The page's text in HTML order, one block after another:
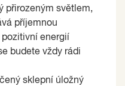
přirozeným světlem,
příjemnou
energií
budete vždy rádi
sklepní úložný